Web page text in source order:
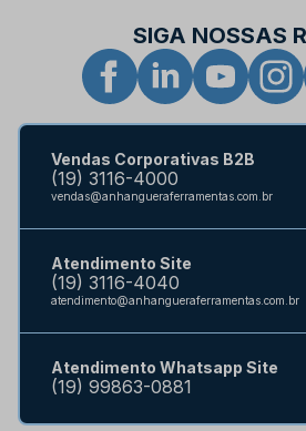
SIGA NOSSAS
Vendas Corporativas B2B
(19) 3116-4000
vendas@anhangueraferramentas.com.br
Atendimento Site
(19) 3116-4040
atendimento@anhangueraferramentas.com.br
Atendimento Whatsapp Site
(19) 99863-0881